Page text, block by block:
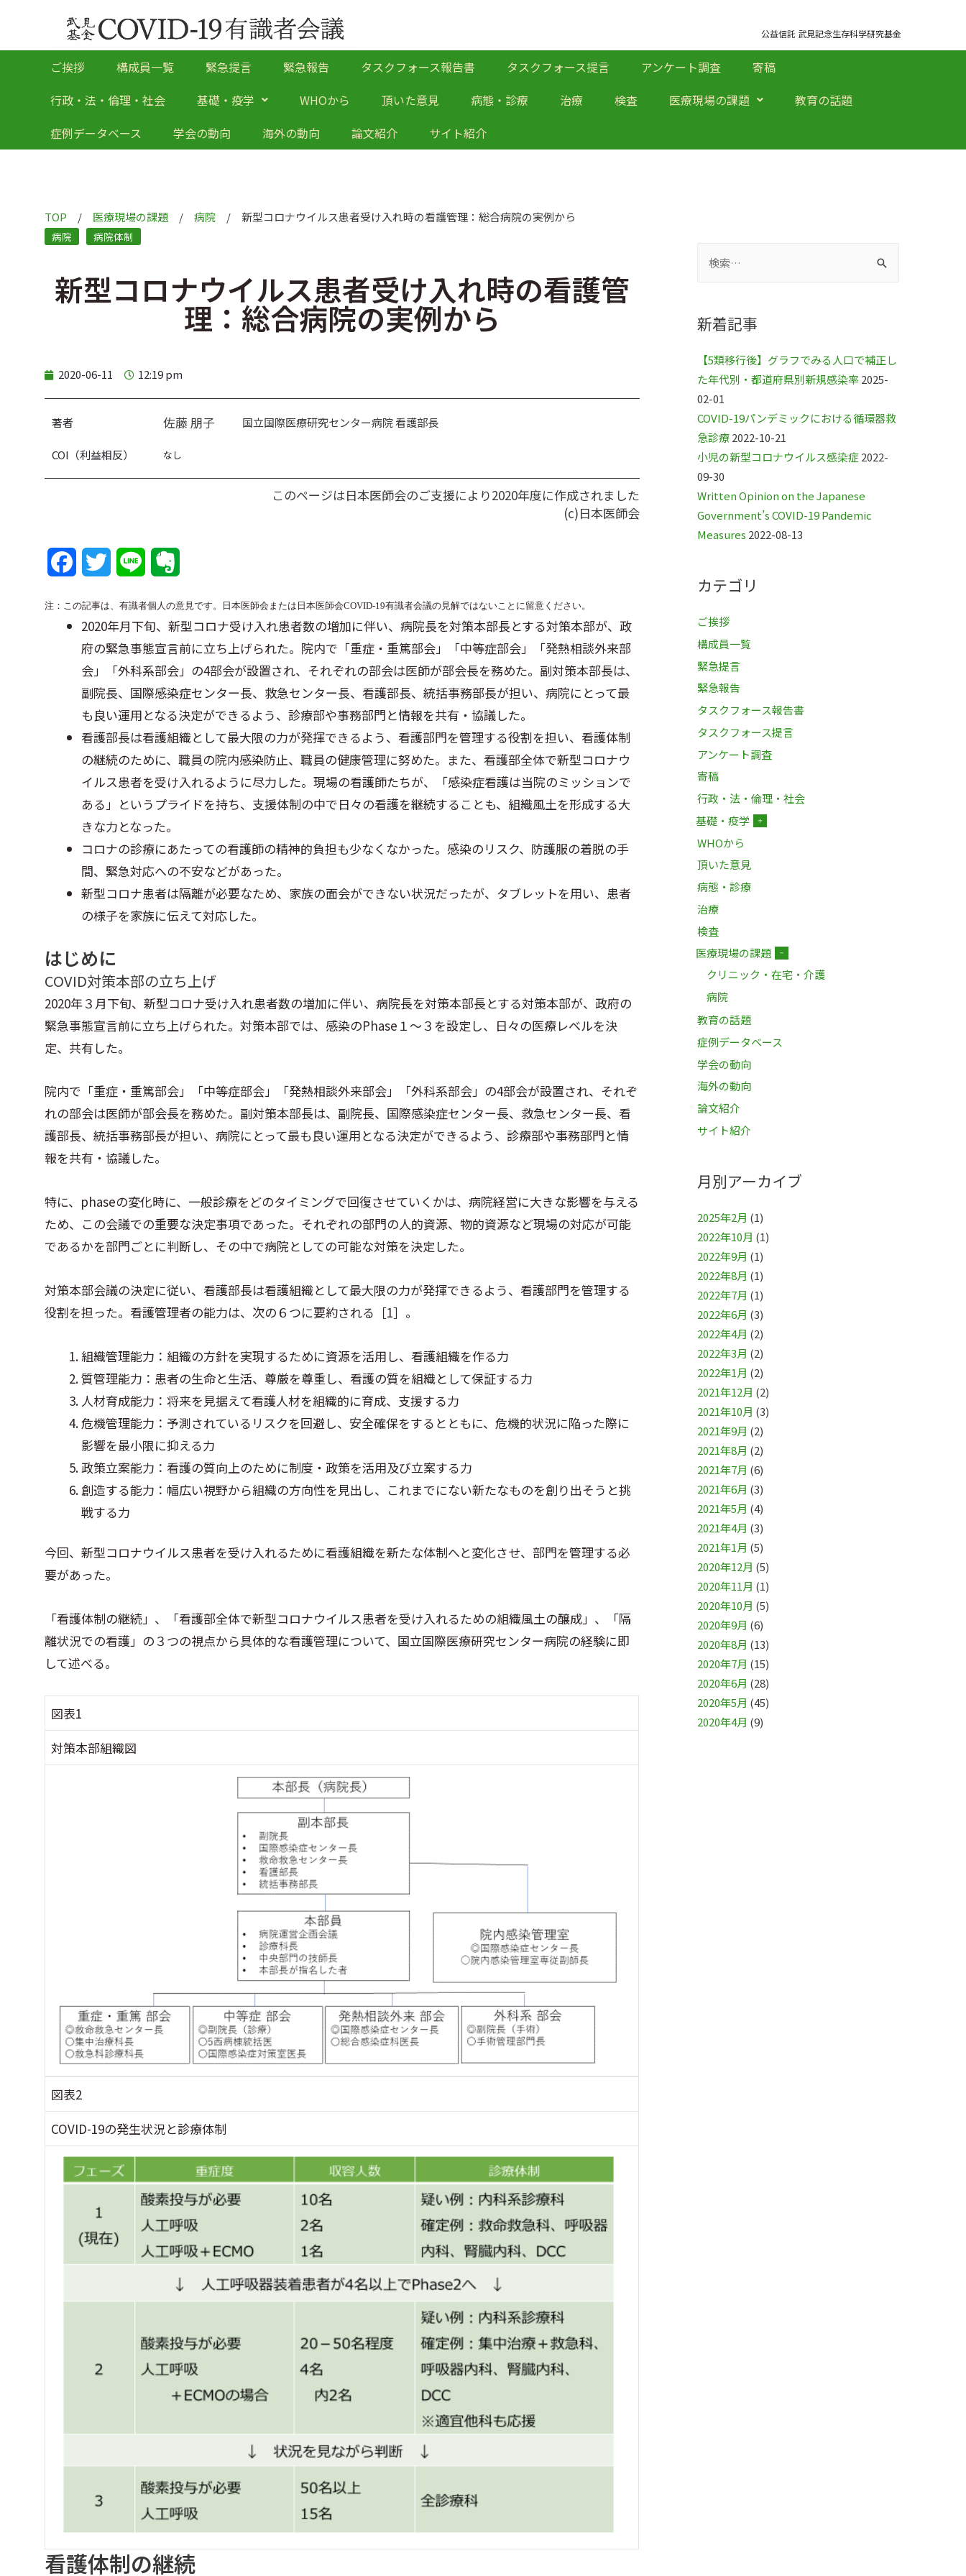
公益信託 武見記念生存科学研究基金
ご挨拶 構成員一覧 緊急提言 緊急報告 タスクフォース報告書 タスクフォース提言 アンケート調査
寄稿
行政・法・倫理・社会
基礎・疫学 WHOから 頂いた意見 病態・診療 治療 検査 医療現場の課題
教育の話題
症例データベース
学会の動向 海外の動向 論文紹介 サイト紹介
TOP / 医療現場の課題 / 病院 / 新型コロナウイルス患者受け入れ時の看護管理：総合病院の実例から
病院 病院体制
新型コロナウイルス患者受け入れ時の看護管
理：総合病院の実例から
2020-06-11 12:19 pm
著者 佐藤 朋子 国立国際医療研究センター病院 看護部長
COI（利益相反） なし
このページは日本医師会のご支援により2020年度に作成されました
(c)日本医師会
e
b
o
k
i
t
t
r
n
e
e
r
n
o
t
e
注：この記事は、有識者個人の意見です。日本医師会または日本医師会COVID-19有識者会議の見解ではないことに留意ください。
2020年月下旬、新型コロナ受け入れ患者数の増加に伴い、病院長を対策本部長とする対策本部が、政
府の緊急事態宣言前に立ち上げられた。院内で「重症・重篤部会」「中等症部会」「発熱相談外来部
会」「外科系部会」の4部会が設置され、それぞれの部会は医師が部会長を務めた。副対策本部長は、
副院長、国際感染症センター長、救急センター長、看護部長、統括事務部長が担い、病院にとって最
も良い運用となる決定ができるよう、診療部や事務部門と情報を共有・協議した。
看護部長は看護組織として最大限の力が発揮できるよう、看護部門を管理する役割を担い、看護体制
の継続のために、職員の院内感染防止、職員の健康管理に努めた。また、看護部全体で新型コロナウ
イルス患者を受け入れるように尽力した。現場の看護師たちが、「感染症看護は当院のミッションで
ある」というプライドを持ち、支援体制の中で日々の看護を継続することも、組織風土を形成する大
きな力となった。
コロナの診療にあたっての看護師の精神的負担も少なくなかった。感染のリスク、防護服の着脱の手
間、緊急対応への不安などがあった。
新型コロナ患者は隔離が必要なため、家族の面会ができない状況だったが、タブレットを用い、患者
の様子を家族に伝えて対応した。
はじめに
COVID対策本部の立ち上げ
2020年３月下旬、新型コロナ受け入れ患者数の増加に伴い、病院長を対策本部長とする対策本部が、政府の
緊急事態宣言前に立ち上げられた。対策本部では、感染のPhase１～３を設定し、日々の医療レベルを決
定、共有した。
院内で「重症・重篤部会」「中等症部会」「発熱相談外来部会」「外科系部会」の4部会が設置され、それぞ
れの部会は医師が部会長を務めた。副対策本部長は、副院長、国際感染症センター長、救急センター長、看
護部長、統括事務部長が担い、病院にとって最も良い運用となる決定ができるよう、診療部や事務部門と情
報を共有・協議した。
特に、phaseの変化時に、一般診療をどのタイミングで回復させていくかは、病院経営に大きな影響を与える
ため、この会議での重要な決定事項であった。それぞれの部門の人的資源、物的資源など現場の対応が可能
であるかを部門ごとに判断し、その中で病院としての可能な対策を決定した。
対策本部会議の決定に従い、看護部長は看護組織として最大限の力が発揮できるよう、看護部門を管理する
役割を担った。看護管理者の能力は、次の６つに要約される［1］。
組織管理能力：組織の方針を実現するために資源を活用し、看護組織を作る力
質管理能力：患者の生命と生活、尊厳を尊重し、看護の質を組織として保証する力
人材育成能力：将来を見据えて看護人材を組織的に育成、支援する力
危機管理能力：予測されているリスクを回避し、安全確保をするとともに、危機的状況に陥った際に
影響を最小限に抑える力
政策立案能力：看護の質向上のために制度・政策を活用及び立案する力
創造する能力：幅広い視野から組織の方向性を見出し、これまでにない新たなものを創り出そうと挑
戦する力
今回、新型コロナウイルス患者を受け入れるために看護組織を新たな体制へと変化させ、部門を管理する必
要があった。
「看護体制の継続」、「看護部全体で新型コロナウイルス患者を受け入れるための組織風土の醸成」、「隔
離状況での看護」の３つの視点から具体的な看護管理について、国立国際医療研究センター病院の経験に即
して述べる。
図表1
対策本部組織図
図表2
COVID-19の発生状況と診療体制
看護体制の継続
新着記事
【5類移行後】グラフでみる人口で補正し
た年代別・都道府県別新規感染率2025-
02-01
COVID-19パンデミックにおける循環器救
急診療2022-10-21
小児の新型コロナウイルス感染症2022-
09-30
Written Opinion on the Japanese
Government’s COVID-19 Pandemic
Measures 2022-08-13
カテゴリ
ご挨拶
構成員一覧
緊急提言
緊急報告
タスクフォース報告書
タスクフォース提言
アンケート調査
寄稿
行政・法・倫理・社会
基礎・疫学
＋
WHOから
頂いた意見
病態・診療
治療
検査
医療現場の課題
－
クリニック・在宅・介護
病院
教育の話題
症例データベース
学会の動向
海外の動向
論文紹介
サイト紹介
月別アーカイブ
2025年2月 (1)
2022年10月 (1)
2022年9月 (1)
2022年8月 (1)
2022年7月 (1)
2022年6月 (3)
2022年4月 (2)
2022年3月 (2)
2022年1月 (2)
2021年12月 (2)
2021年10月 (3)
2021年9月 (2)
2021年8月 (2)
2021年7月 (6)
2021年6月 (3)
2021年5月 (4)
2021年4月 (3)
2021年1月 (5)
2020年12月 (5)
2020年11月 (1)
2020年10月 (5)
2020年9月 (6)
2020年8月 (13)
2020年7月 (15)
2020年6月 (28)
2020年5月 (45)
2020年4月 (9)